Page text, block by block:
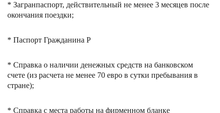
* Загранпаспорт, действительный не менее 3 месяцев после
окончания поездки;
* Паспорт Гражданина Р
* Справка о наличии денежных средств на банковском
счете (из расчета не менее 70 евро в сутки пребывания в
стране);
* Справка с места работы на фирменном бланке